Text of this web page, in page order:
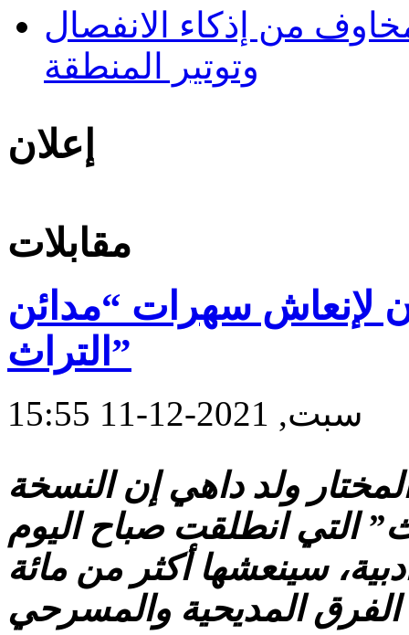
من إذكاء الانفصال
وتوتير المنطقة
إعلان
مقابلات
لإنعاش سهرات “مدائن
التراث”
سبت, 2021-12-11 15:55
ولد داهي إن النسخة
التي انطلقت صباح اليوم
سينعشها أكثر من مائة